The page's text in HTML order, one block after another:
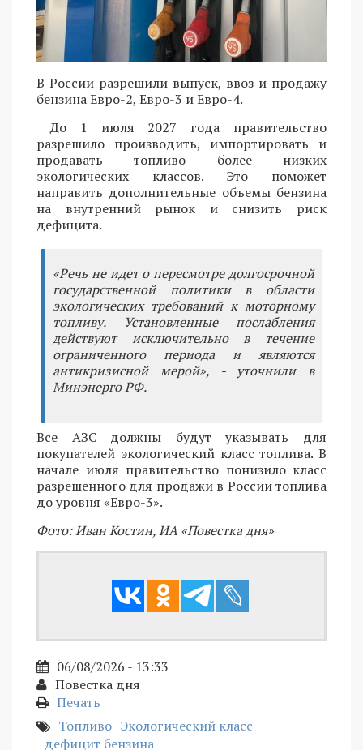
В России разрешили выпуск, ввоз и продажу
бензина Евро-2, Евро-3 и Евро-4.
До 1 июля 2027 года правительство
разрешило производить, импортировать и
продавать топливо более низких
экологических классов. Это поможет
направить дополнительные объемы бензина
на внутренний рынок и снизить риск
дефицита.
«Речь не идет о пересмотре долгосрочной
государственной политики в области
экологических требований к моторному
топливу. Установленные послабления
действуют исключительно в течение
ограниченного периода и являются
антикризисной мерой», - уточнили в
Минэнерго РФ.
Все АЗС должны будут указывать для
покупателей экологический класс топлива. В
начале июля правительство понизило класс
разрешенного для продажи в России топлива
до уровня «Евро-3».
Фото: Иван Костин, ИА «Повестка дня»
06/08/2026 - 13:33
Повестка дня
Печать
Топливо Экологический класс
дефицит бензина